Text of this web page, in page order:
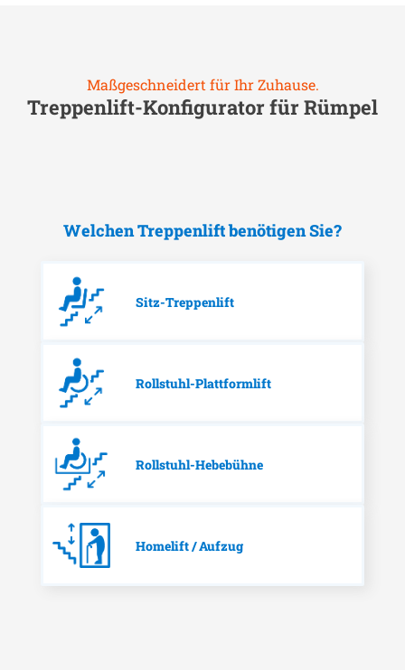
Maßgeschneidert für Ihr Zuhause.
Treppenlift-Konfigurator fürRümpel
Welchen Treppenlift benötigen Sie?
Sitz-Treppenlift
Rollstuhl-Plattformlift
Rollstuhl-Hebebühne
Homelift / Aufzug